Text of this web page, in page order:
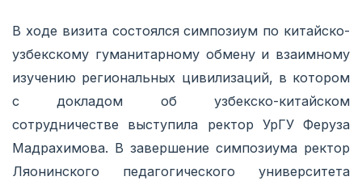
В ходе визита состоялся симпозиум по китайско-
узбекскому гуманитарному обмену и взаимному
изучению региональных цивилизаций, в котором
с докладом об узбекско-китайском
сотрудничестве выступила ректор УрГУ Феруза
Мадрахимова. В завершение симпозиума ректор
Ляонинского педагогического университета